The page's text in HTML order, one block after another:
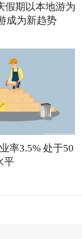
假期以本地游为
成为新趋势
率3.5% 处于50
平